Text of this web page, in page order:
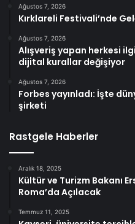
Ağustos 7, 2026
Kırklareli Festivali’nde
Ağustos 7, 2026
Alışveriş yapan herkesi
dijital kurallar değişiyor
Ağustos 7, 2026
Forbes yayınladı: İşte
şirketi
Rastgele Haberler
Aralık 18, 2025
Kültür ve Turizm Bakanı
Roma’da Açılacak
Temmuz 11, 2025